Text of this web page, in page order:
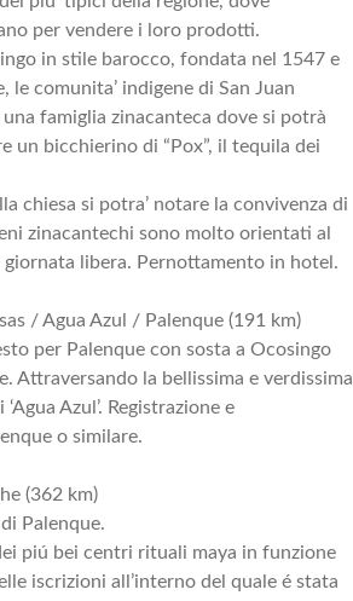
per vendere i loro prodotti.
in stile barocco, fondata nel 1547 e
comunita’ indigene di San Juan
famiglia zinacanteca dove si potrà
un bicchierino di “Pox”, il tequila dei
chiesa si potra’ notare la convivenza di
zinacantechi sono molto orientati al
libera. Pernottamento in hotel.
/ Agua Azul / Palenque (191 km)
per Palenque con sosta a Ocosingo
Attraversando la bellissima e verdissima
Azul’. Registrazione e
o similare.
(362 km)
Palenque.
piú bei centri rituali maya in funzione
iscrizioni all’interno del quale é stata